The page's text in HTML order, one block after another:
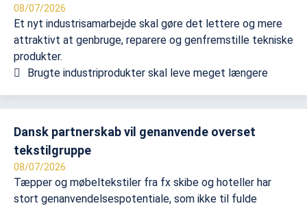
08/07/2026
Et nyt industrisamarbejde skal gøre det lettere og mere
attraktivt at genbruge, reparere og genfremstille tekniske
produkter.
Brugte industriprodukter skal leve meget længere
Dansk partnerskab vil genanvende overset
tekstilgruppe
08/07/2026
Tæpper og møbeltekstiler fra fx skibe og hoteller har
stort genanvendelsespotentiale, som ikke til fulde